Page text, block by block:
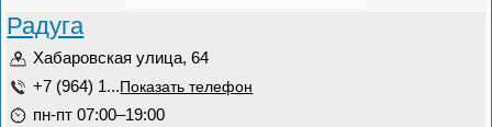
Радуга
Хабаровская улица, 64
+7 (964) 1... Показать телефон
пн-пт 07:00–19:00